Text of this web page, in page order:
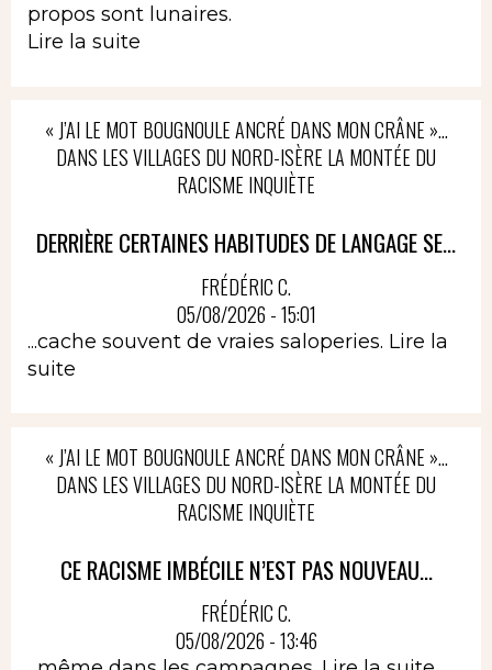
propos sont lunaires.
Lire la suite
« J’AI LE MOT BOUGNOULE ANCRÉ DANS MON CRÂNE »…
DANS LES VILLAGES DU NORD-ISÈRE LA MONTÉE DU
RACISME INQUIÈTE
DERRIÈRE CERTAINES HABITUDES DE LANGAGE SE...
FRÉDÉRIC C.
05/08/2026 - 15:01
...cache souvent de vraies saloperies. Lire la
suite
« J’AI LE MOT BOUGNOULE ANCRÉ DANS MON CRÂNE »…
DANS LES VILLAGES DU NORD-ISÈRE LA MONTÉE DU
RACISME INQUIÈTE
CE RACISME IMBÉCILE N’EST PAS NOUVEAU...
FRÉDÉRIC C.
05/08/2026 - 13:46